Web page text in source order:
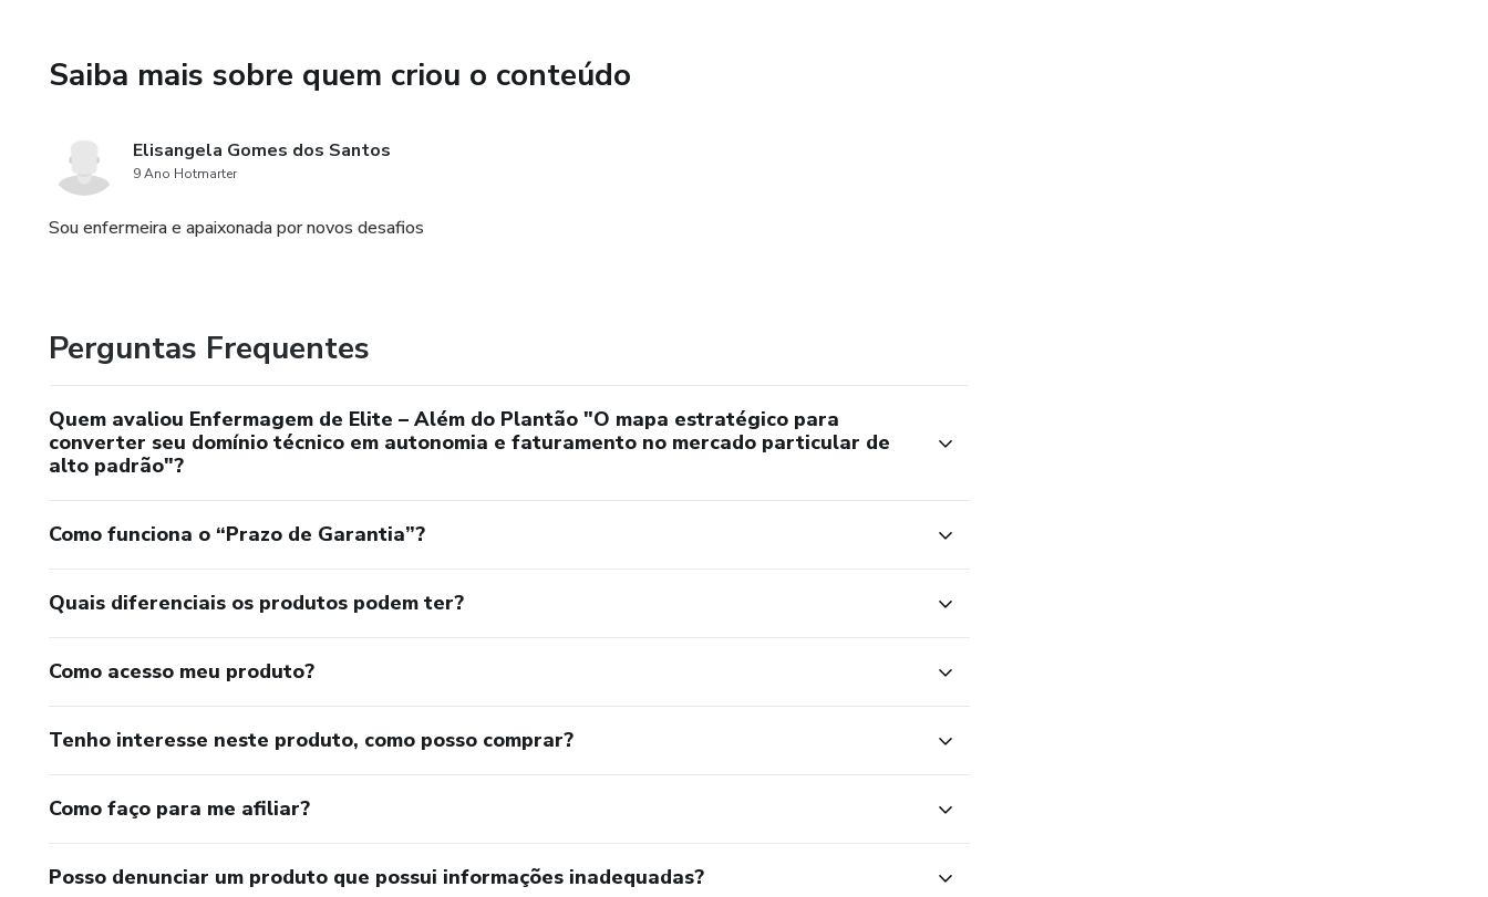
🎁 Bônus Exclusivos inclusos:
Saiba mais sobre quem criou o conteúdo
Elisangela Gomes dos Santos
9 Ano Hotmarter
Sou enfermeira e apaixonada por novos desafios
Perguntas Frequentes
Quem avaliou Enfermagem de Elite – Além do Plantão "O mapa estratégico para
converter seu domínio técnico em autonomia e faturamento no mercado particular de
alto padrão"?
Como funciona o “Prazo de Garantia”?
Quais diferenciais os produtos podem ter?
Como acesso meu produto?
Tenho interesse neste produto, como posso comprar?
Como faço para me afiliar?
Posso denunciar um produto que possui informações inadequadas?